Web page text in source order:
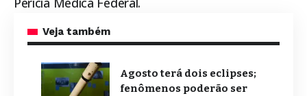
Veja também
Agosto terá dois eclipses;
fenômenos poderão ser